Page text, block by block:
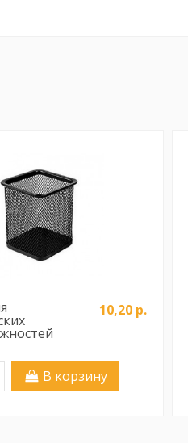
Deli
10,20 р.
В корзину